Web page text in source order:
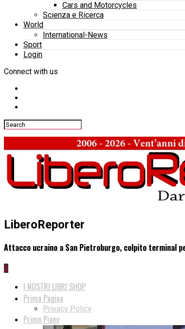
Cars and Motorcycles
Scienza e Ricerca
World
International-News
Sport
Login
Connect with us
LiberoReporter
Attacco ucraino a San Pietroburgo, colpito terminal
0
I NOSTRI LIBRI SHOP
Prima Pagina
Privacy Policy
Primo Piano